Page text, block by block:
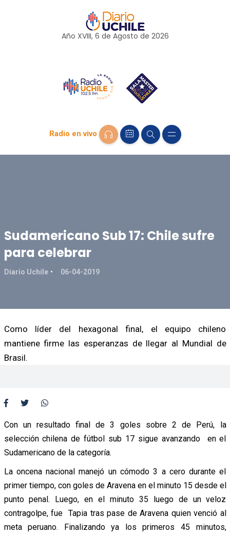
Año XVIII, 6 de Agosto de 2026
Radio en vivo
Sudamericano Sub 17: Chile sufre
para celebrar
Diario Uchile 06-04-2019
Como líder del hexagonal final, el equipo chileno
mantiene firme las esperanzas de llegar al Mundial de
Brasil.
Con un resultado final de 3 goles sobre 2 de Perú, la
selección chilena de fútbol sub 17 sigue avanzando en el
Sudamericano de la categoría.
La oncena nacional manejó un cómodo 3 a cero durante el
primer tiempo, con goles de Aravena en el minuto 15 desde el
punto penal. Luego, en el minuto 35 luego de un veloz
contragolpe, fue Tapia tras pase de Aravena quien venció al
meta peruano. Finalizando ya los primeros 45 minutos,